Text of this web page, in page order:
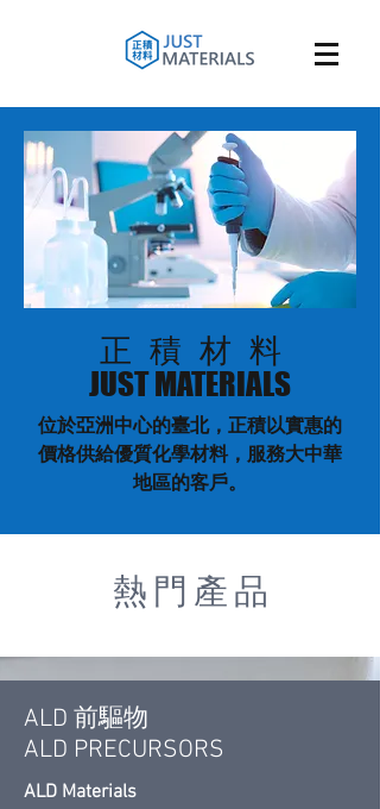
正 積 材 料
JUST MATERIALS
位於亞洲中心的臺北，正積以實惠的
價格供給優質化學材料，服務大中華
地區的客戶。
熱 門 產 品
ALD 前驅物
ALD PRECURSORS
ALD Materials